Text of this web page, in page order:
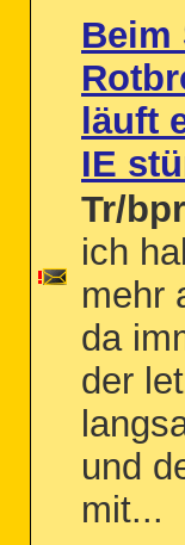
Beim
läuft
IE
Tr/
ich
mehr
da
der
und
mit...